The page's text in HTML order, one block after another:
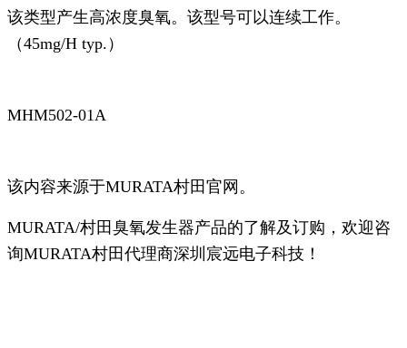
该类型产生高浓度臭氧。该型号可以连续工作。
（45mg/H typ.）
MHM502-01A
该内容来源于MURATA村田官网。
MURATA/村田臭氧发生器产品的了解及订购，欢迎咨
询MURATA村田代理商深圳宸远电子科技！